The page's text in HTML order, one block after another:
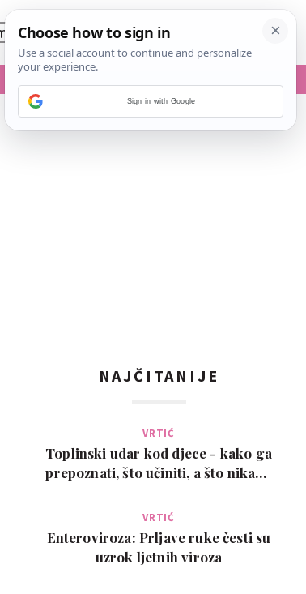
NAJČITANIJE
VRTIĆ
Toplinski udar kod djece - kako ga
prepoznati, što učiniti, a što nikako
VRTIĆ
Enteroviroza: Prljave ruke česti su
uzrok ljetnih viroza
Sign in with Google